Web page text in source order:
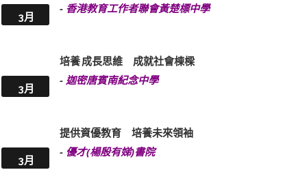
3月
- 香港教育工作者聯會黃楚標中學
3月
培養 成長思維 成就社會棟樑
- 迦密唐賓南紀念中學
3月
提供資優教育 培養未來領袖
- 優才(楊殷有娣)書院